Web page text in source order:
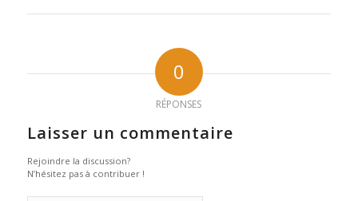
0
RÉPONSES
Laisser un commentaire
Rejoindre la discussion?
N’hésitez pas à contribuer !